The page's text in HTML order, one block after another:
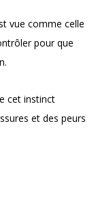
vue comme celle
pour que
cet instinct
et des peurs